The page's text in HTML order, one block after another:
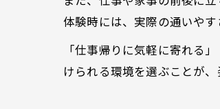
体験時には、実際の通いや
「仕事帰りに気軽に寄れる
けられる環境を選ぶことが